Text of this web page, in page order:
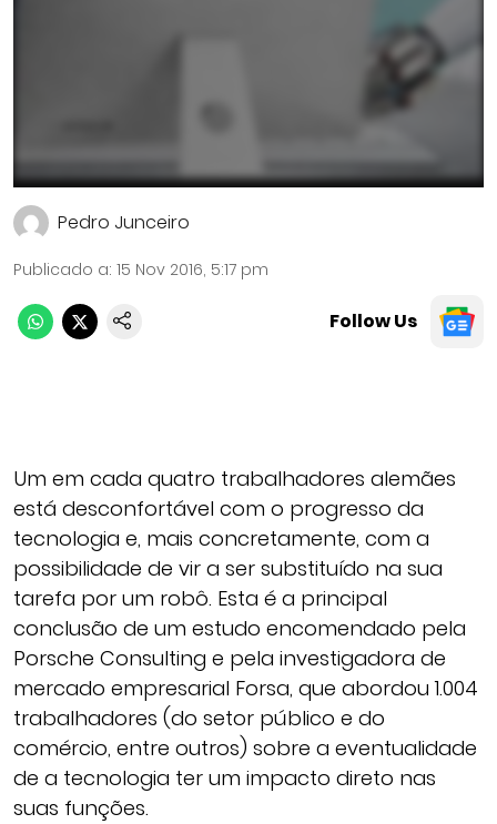
Pedro Junceiro
Publicado a: 15 Nov 2016, 5:17 pm
Follow Us
Um em cada quatro trabalhadores alemães
está desconfortável com o progresso da
tecnologia e, mais concretamente, com a
possibilidade de vir a ser substituído na sua
tarefa por um robô. Esta é a principal
conclusão de um estudo encomendado pela
Porsche Consulting e pela investigadora de
mercado empresarial Forsa, que abordou 1.004
trabalhadores (do setor público e do
comércio, entre outros) sobre a eventualidade
de a tecnologia ter um impacto direto nas
suas funções.